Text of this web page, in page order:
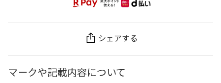
シェアする
マークや記載内容について